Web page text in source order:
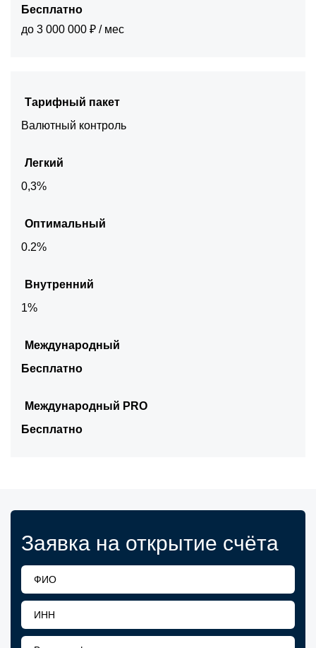
Бесплатно
до 3 000 000 ₽ / мес
Тарифный пакет
Валютный контроль
Легкий
0,3%
Оптимальный
0.2%
Внутренний
1%
Международный
Бесплатно
Международный PRO
Бесплатно
Заявка на открытие счёта